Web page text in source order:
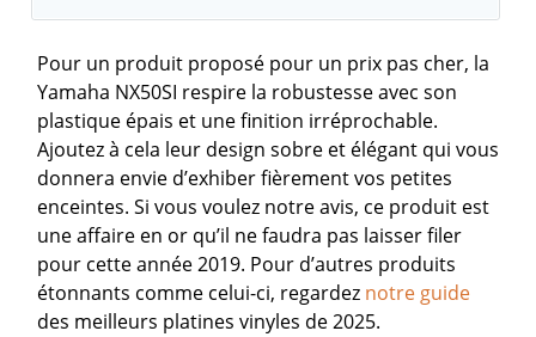
Pour un produit proposé pour un prix pas cher, la
Yamaha NX50SI respire la robustesse avec son
plastique épais et une finition irréprochable.
Ajoutez à cela leur design sobre et élégant qui vous
donnera envie d’exhiber fièrement vos petites
enceintes. Si vous voulez notre avis, ce produit est
une affaire en or qu’il ne faudra pas laisser filer
pour cette année 2019. Pour d’autres produits
étonnants comme celui-ci, regardez notre guide
des meilleurs platines vinyles de 2025.